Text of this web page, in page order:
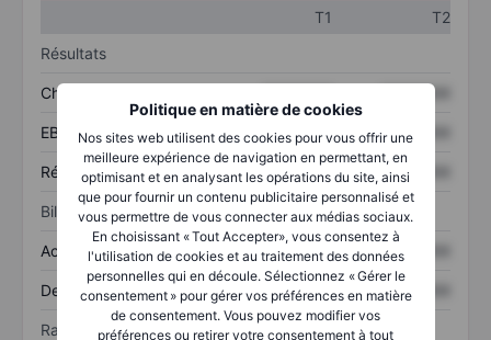
Politique en matière de cookies
Nos sites web utilisent des cookies pour vous offrir une
meilleure expérience de navigation en permettant, en
optimisant et en analysant les opérations du site, ainsi
que pour fournir un contenu publicitaire personnalisé et
vous permettre de vous connecter aux médias sociaux.
En choisissant « Tout Accepter», vous consentez à
l'utilisation de cookies et au traitement des données
personnelles qui en découle. Sélectionnez « Gérer le
consentement » pour gérer vos préférences en matière
de consentement. Vous pouvez modifier vos
préférences ou retirer votre consentement à tout
T1
T2
Résultats
Chiffre d’affaires XXXXXXX
EBITDA XXXXXXX XXXXXXX
Résultat net XXXXXXX XXXXXXX
Bilan
Actif total XXXXXXX XXXXXXX
Dette totale XXXXXXX XXXXXXX
Ratios